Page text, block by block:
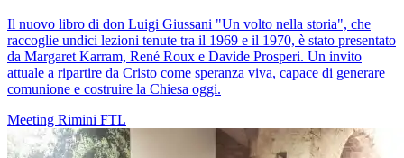
Il nuovo libro di don Luigi Giussani "Un volto nella storia", che
raccoglie undici lezioni tenute tra il 1969 e il 1970, è stato presentato
da Margaret Karram, René Roux e Davide Prosperi. Un invito
attuale a ripartire da Cristo come speranza viva, capace di generare
comunione e costruire la Chiesa oggi.
Meeting Rimini FTL